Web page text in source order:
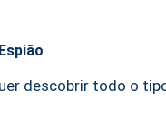
descobrir todo o